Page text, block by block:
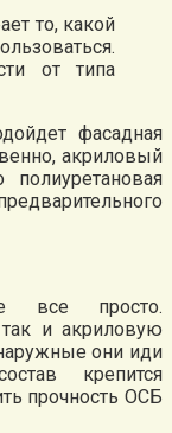
то, какой
от типа
фасадная
акриловый
все просто.
и акриловую
они иди
крепится
прочность ОСБ